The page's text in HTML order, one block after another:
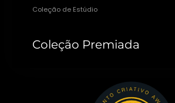
Coleção de Estúdio
Coleção Premiada